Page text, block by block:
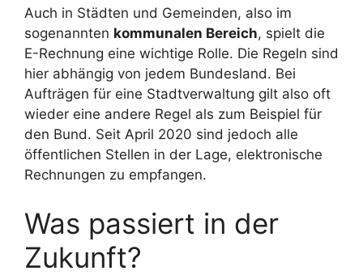
Auch in Städten und Gemeinden, also im
sogenannten kommunalen Bereich, spielt die
E-Rechnung eine wichtige Rolle. Die Regeln sind
hier abhängig von jedem Bundesland. Bei
Aufträgen für eine Stadtverwaltung gilt also oft
wieder eine andere Regel als zum Beispiel für
den Bund. Seit April 2020 sind jedoch alle
öffentlichen Stellen in der Lage, elektronische
Rechnungen zu empfangen.
Was passiert in der
Zukunft?